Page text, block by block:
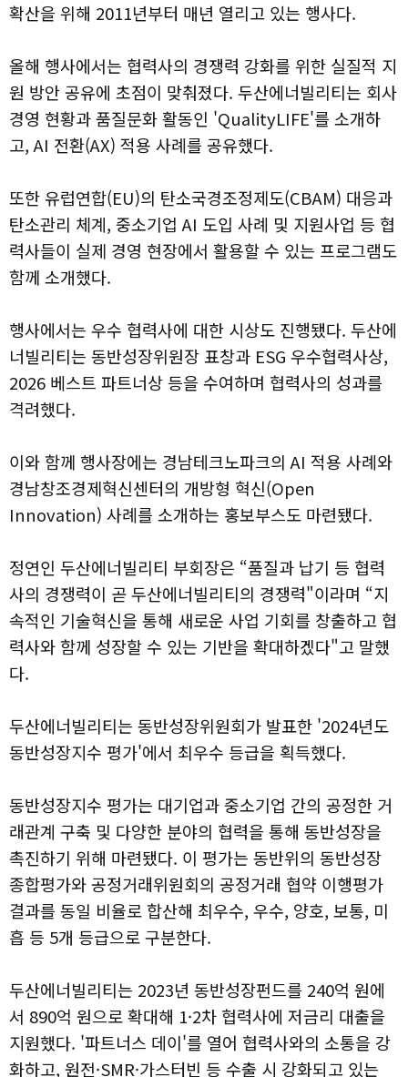
확산을 위해 2011년부터 매년 열리고 있는 행사다.
올해 행사에서는 협력사의 경쟁력 강화를 위한 실질적 지
원 방안 공유에 초점이 맞춰졌다. 두산에너빌리티는 회사
경영 현황과 품질문화 활동인 'QualityLIFE'를 소개하
고, AI 전환(AX) 적용 사례를 공유했다.
또한 유럽연합(EU)의 탄소국경조정제도(CBAM) 대응과
탄소관리 체계, 중소기업 AI 도입 사례 및 지원사업 등 협
력사들이 실제 경영 현장에서 활용할 수 있는 프로그램도
함께 소개했다.
행사에서는 우수 협력사에 대한 시상도 진행됐다. 두산에
너빌리티는 동반성장위원장 표창과 ESG 우수협력사상,
2026 베스트 파트너상 등을 수여하며 협력사의 성과를
격려했다.
이와 함께 행사장에는 경남테크노파크의 AI 적용 사례와
경남창조경제혁신센터의 개방형 혁신(Open
Innovation) 사례를 소개하는 홍보부스도 마련됐다.
정연인 두산에너빌리티 부회장은 “품질과 납기 등 협력
사의 경쟁력이 곧 두산에너빌리티의 경쟁력"이라며 “지
속적인 기술혁신을 통해 새로운 사업 기회를 창출하고 협
력사와 함께 성장할 수 있는 기반을 확대하겠다"고 말했
다.
두산에너빌리티는 동반성장위원회가 발표한 '2024년도
동반성장지수 평가'에서 최우수 등급을 획득했다.
동반성장지수 평가는 대기업과 중소기업 간의 공정한 거
래관계 구축 및 다양한 분야의 협력을 통해 동반성장을
촉진하기 위해 마련됐다. 이 평가는 동반위의 동반성장
종합평가와 공정거래위원회의 공정거래 협약 이행평가
결과를 동일 비율로 합산해 최우수, 우수, 양호, 보통, 미
흡 등 5개 등급으로 구분한다.
두산에너빌리티는 2023년 동반성장펀드를 240억 원에
서 890억 원으로 확대해 1·2차 협력사에 저금리 대출을
지원했다. '파트너스 데이'를 열어 협력사와의 소통을 강
화하고, 원전·SMR·가스터빈 등 수출 시 강화되고 있는